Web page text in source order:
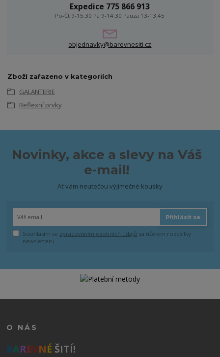
Expedice 775 866 913
Po-Čt 9-15:30 Pá 9-14:30 Pauza 13-13:45
objednavky@barevnesiti.cz
Zboží zařazeno v kategoriích
GALANTERIE
Reflexní prvky
Novinky, akce a slevy na Váš
e-mail!
Ať vám neutečou výjimečné kousky
Přihlásit se
Souhlasím se zpracováním osobních údajů za účelem rozesílky
newsletteru.
O NÁS
BAREVNÉ ŠITÍ!